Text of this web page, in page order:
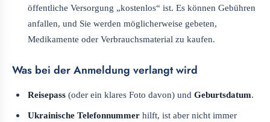
öffentliche Versorgung „kostenlos“ ist. Es können Gebühren
anfallen, und Sie werden möglicherweise gebeten,
Medikamente oder Verbrauchsmaterial zu kaufen.
Was bei der Anmeldung verlangt wird
Reisepass (oder ein klares Foto davon) undGeburtsdatum.
Ukrainische Telefonnummer hilft, ist aber nicht immer